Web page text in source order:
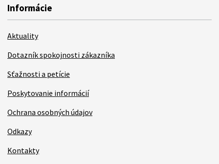
Informácie
Aktuality
Dotazník spokojnosti zákazníka
Sťažnosti a petície
Poskytovanie informácií
Ochrana osobných údajov
Odkazy
Kontakty